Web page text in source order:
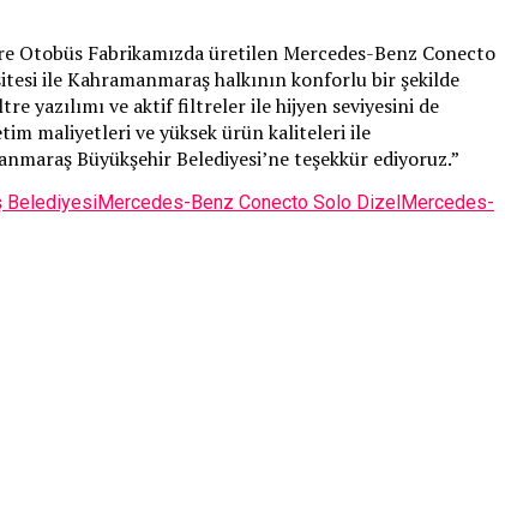
Otobüs Fabrikamızda üretilen Mercedes-Benz Conecto
ile Kahramanmaraş halkının konforlu bir şekilde
yazılımı ve aktif filtreler ile hijyen seviyesini de
maliyetleri ve yüksek ürün kaliteleri ile
Büyükşehir Belediyesi’ne teşekkür ediyoruz.”
BelediyesiMercedes-Benz Conecto Solo DizelMercedes-